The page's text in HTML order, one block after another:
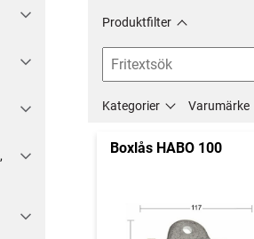
Produktfilter
Kategorier Varumärke
Boxlås HABO 100